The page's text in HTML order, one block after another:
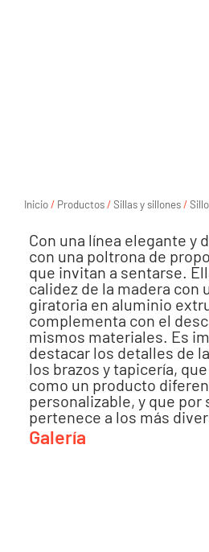
Inicio/ Productos/Sillas y sillones/
Con una línea elegante y
con una poltrona de
que invitan a sentarse.
calidez de la madera con
giratoria en aluminio
complementa con el
mismos materiales. Es
destacar los detalles de
los brazos y tapicería,
como un producto
personalizable, y que por
pertenece a los más
Galería